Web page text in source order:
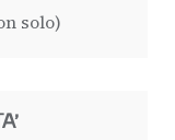
solo)